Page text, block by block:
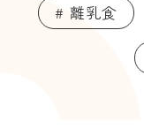
# 離乳食